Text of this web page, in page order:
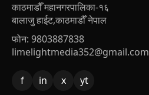
काठमाडौँ महानगरपालिका-१६
बालाजु हाईट,काठमाडौँ नेपाल
फोन: 9803887838
limelightmedia352@gmail.com
f in x yt